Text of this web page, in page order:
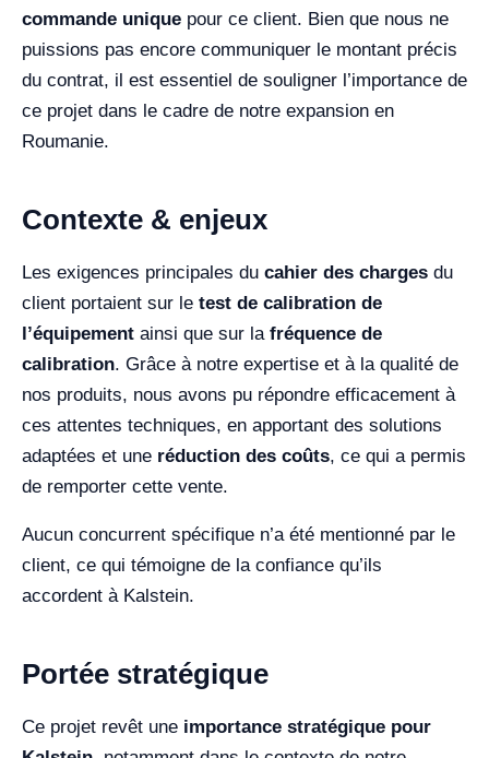
commande unique pour ce client. Bien que nous ne
puissions pas encore communiquer le montant précis
du contrat, il est essentiel de souligner l’importance de
ce projet dans le cadre de notre expansion en
Roumanie.
Contexte & enjeux
Les exigences principales du cahier des charges du
client portaient sur le test de calibration de
l’équipement ainsi que sur la fréquence de
calibration. Grâce à notre expertise et à la qualité de
nos produits, nous avons pu répondre efficacement à
ces attentes techniques, en apportant des solutions
adaptées et une réduction des coûts, ce qui a permis
de remporter cette vente.
Aucun concurrent spécifique n’a été mentionné par le
client, ce qui témoigne de la confiance qu’ils
accordent à Kalstein.
Portée stratégique
Ce projet revêt une importance stratégique pour